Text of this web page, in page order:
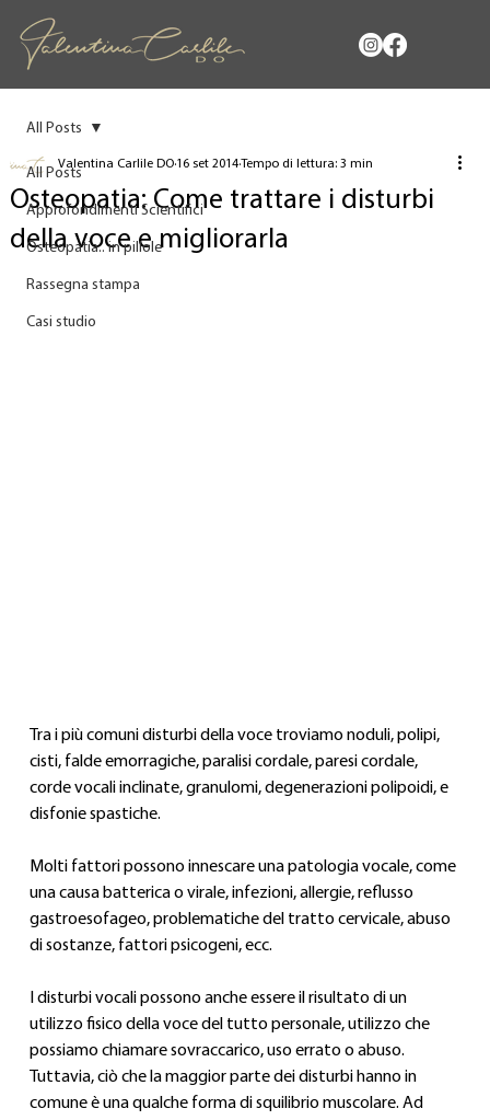
All Posts
Approfondimenti Scientifici
Osteopatia.. in pillole
Rassegna stampa
Casi studio
All Posts
Osteopatia: Come trattare i disturbi
della voce e migliorarla
Valentina Carlile DO16 set 2014Tempo di lettura: 3 min
Tra i più comuni disturbi della voce troviamo noduli, polipi,
cisti, falde emorragiche, paralisi cordale, paresi cordale,
corde vocali inclinate, granulomi, degenerazioni polipoidi, e
disfonie spastiche.
Molti fattori possono innescare una patologia vocale, come
una causa batterica o virale, infezioni, allergie, reflusso
gastroesofageo, problematiche del tratto cervicale, abuso
di sostanze, fattori psicogeni, ecc.
I disturbi vocali possono anche essere il risultato di un
utilizzo fisico della voce del tutto personale, utilizzo che
possiamo chiamare sovraccarico, uso errato o abuso.
Tuttavia, ciò che la maggior parte dei disturbi hanno in
comune è una qualche forma di squilibrio muscolare. Ad